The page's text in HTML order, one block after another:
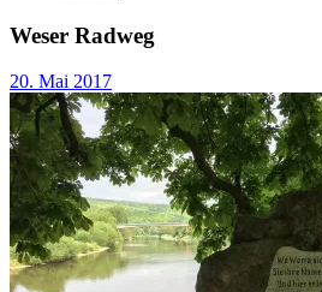
Weser Radweg
20. Mai 2017